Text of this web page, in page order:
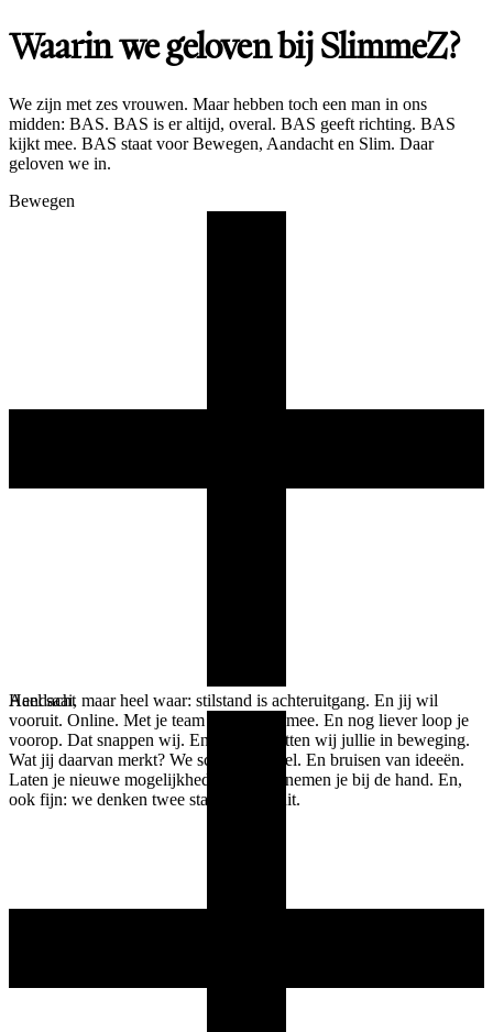
Waarin we geloven bij SlimmeZ?
We zijn met zes vrouwen. Maar hebben toch een man in ons
midden: BAS. BAS is er altijd, overal. BAS geeft richting. BAS
kijkt mee. BAS staat voor Bewegen, Aandacht en Slim. Daar
geloven we in.
Bewegen
Heel saai, maar heel waar: stilstand is achteruitgang. En jij wil
vooruit. Online. Met je team met de tijd mee. En nog liever loop je
voorop. Dat snappen wij. En daarom zetten wij jullie in beweging.
Wat jij daarvan merkt? We schakelen snel. En bruisen van ideeën.
Laten je nieuwe mogelijkheden zien en nemen je bij de hand. En,
ook fijn: we denken twee stappen vooruit.
Aandacht